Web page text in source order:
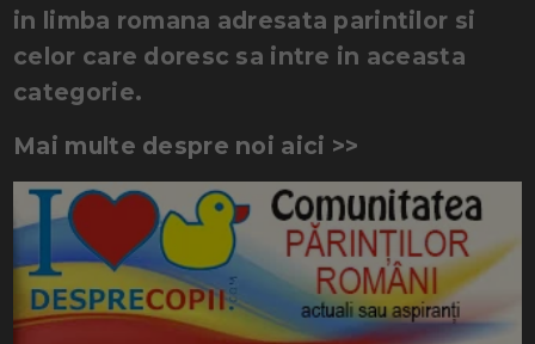
in limba romana adresata parintilor si
celor care doresc sa intre in aceasta
categorie.
Mai multe despre noi aici >>